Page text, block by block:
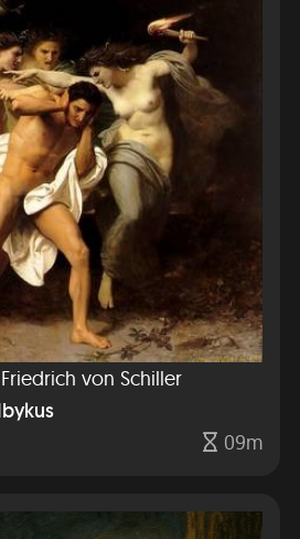
von Schiller
09m